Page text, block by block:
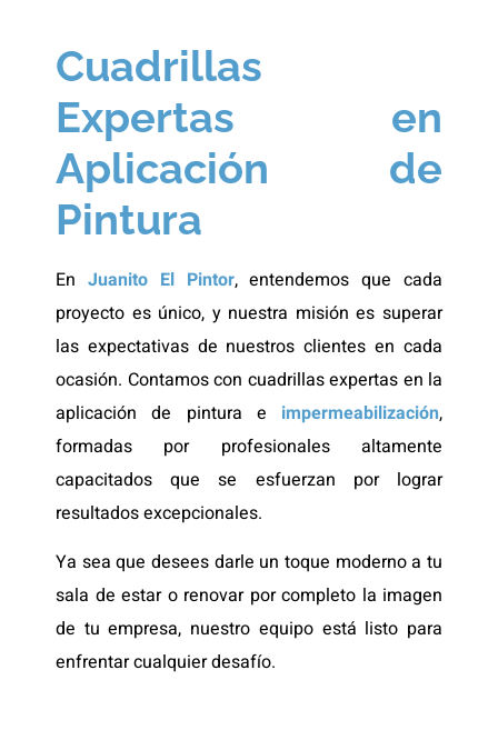
Cuadrillas
Expertas en
Aplicación de
Pintura
En Juanito El Pintor, entendemos que cada
proyecto es único, y nuestra misión es superar
las expectativas de nuestros clientes en cada
ocasión. Contamos con cuadrillas expertas en la
aplicación de pintura e impermeabilización,
formadas por profesionales altamente
capacitados que se esfuerzan por lograr
resultados excepcionales.
Ya sea que desees darle un toque moderno a tu
sala de estar o renovar por completo la imagen
de tu empresa, nuestro equipo está listo para
enfrentar cualquier desafío.